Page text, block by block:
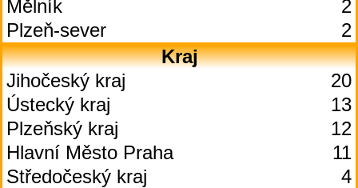
Mělník
2
Plzeň-sever
2
Kraj
Jihočeský kraj
20
Ústecký kraj
13
Plzeňský kraj
12
Hlavní Město Praha
11
Středočeský kraj
4